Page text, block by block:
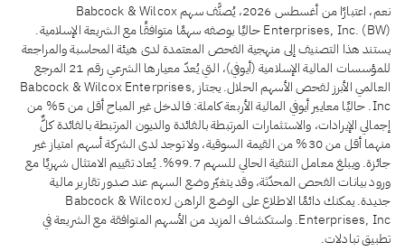
نعم، اعتبارًا من أغسطس 2026، يُصنَّف سهم Babcock & Wilcox
Enterprises, Inc. (BW) حاليًا بوصفه سهمًا متوافقًا مع الشريعة الإسلامية.
يستند هذا التصنيف إلى منهجية الفحص المعتمدة لدى هيئة المحاسبة والمراجعة
للمؤسسات المالية الإسلامية (أيوفي)، التي يُعدّ معيارها الشرعي رقم 21 المرجع
العالمي الأبرز لفحص الأسهم الحلال. يجتاز Babcock & Wilcox Enterprises,
Inc. حاليًا معايير أيوفي المالية الأربعة كاملة: فالدخل غير المباح أقل من 5% من
إجمالي الإيرادات، والاستثمارات المرتبطة بالفائدة والديون المرتبطة بالفائدة كلٌّ
منهما أقل من 30% من القيمة السوقية، ولا توجد لدى الشركة أسهم امتياز غير
جائزة. ويبلغ معامل التنقية الحالي للسهم 99.7%. يُعاد تقييم الامتثال شهريًا مع
ورود بيانات الفحص المحدّثة، وقد يتغيّر وضع السهم عند صدور تقارير مالية
جديدة. يمكنك دائمًا الاطلاع على الوضع الراهن لـBabcock & Wilcox
Enterprises, Inc. واستكشاف المزيد من الأسهم المتوافقة مع الشريعة في
تطبيق تبادلات.